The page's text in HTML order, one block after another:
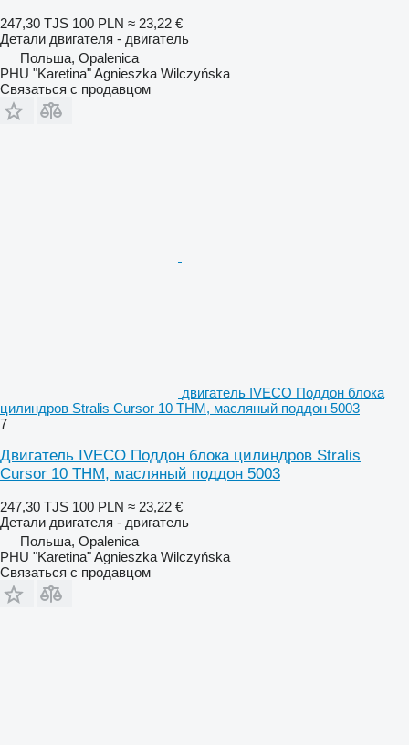
247,30 TJS 100 PLN ≈ 23,22 €
Детали двигателя - двигатель
Польша, Opalenica
PHU "Karetina" Agnieszka Wilczyńska
Связаться с продавцом
двигатель IVECO Поддон блока
цилиндров Stralis Cursor 10 THM, масляный поддон 5003
7
Двигатель IVECO Поддон блока цилиндров Stralis
Cursor 10 THM, масляный поддон 5003
247,30 TJS 100 PLN ≈ 23,22 €
Детали двигателя - двигатель
Польша, Opalenica
PHU "Karetina" Agnieszka Wilczyńska
Связаться с продавцом